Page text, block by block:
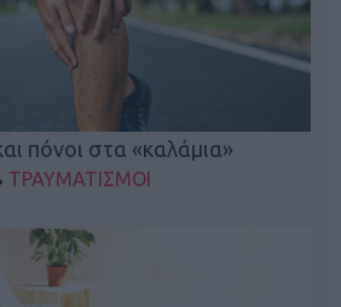
πόνοι στα «καλάμια»
ΤΡΑΥΜΑΤΙΣΜΟΙ